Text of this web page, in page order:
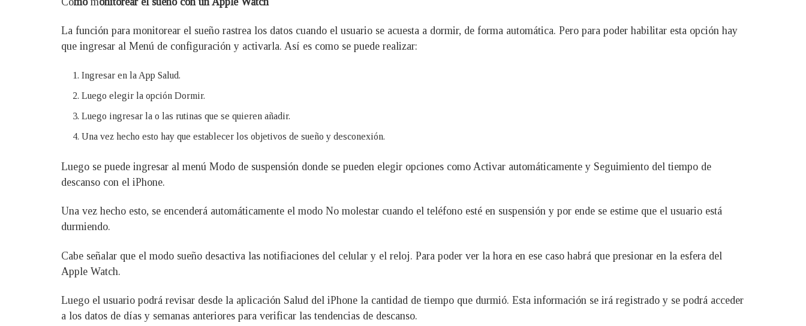
La función para monitorear el sueño rastrea los datos cuando el usuario se acuesta a dormir, de forma automática. Pero para poder habilitar esta opción hay
que ingresar al Menú de configuración y activarla. Así es como se puede realizar:
Ingresar en la App Salud.
Luego elegir la opción Dormir.
Luego ingresar la o las rutinas que se quieren añadir.
Una vez hecho esto hay que establecer los objetivos de sueño y desconexión.
Luego se puede ingresar al menú Modo de suspensión donde se pueden elegir opciones como Activar automáticamente y Seguimiento del tiempo de
descanso con el iPhone.
Una vez hecho esto, se encenderá automáticamente el modo No molestar cuando el teléfono esté en suspensión y por ende se estime que el usuario está
durmiendo.
Cabe señalar que el modo sueño desactiva las notifiaciones del celular y el reloj. Para poder ver la hora en ese caso habrá que presionar en la esfera del
Apple Watch.
Luego el usuario podrá revisar desde la aplicación Salud del iPhone la cantidad de tiempo que durmió. Esta información se irá registrado y se podrá acceder
a los datos de días y semanas anteriores para verificar las tendencias de descanso.